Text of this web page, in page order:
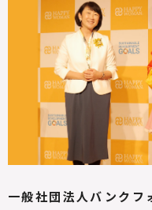
一般社団法人バンクフ